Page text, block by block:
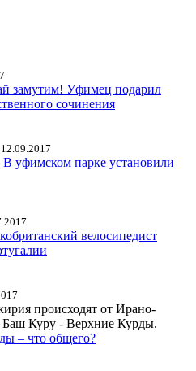
замутим! Уфимец подарил
сочинения
12.09.2017
В уфимском парке установили
велосипедист
происходят от Ирано-
Баш Куру - Верхние Курды.
– что общего?